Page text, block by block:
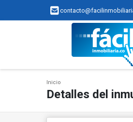
Inicio
Detalles del